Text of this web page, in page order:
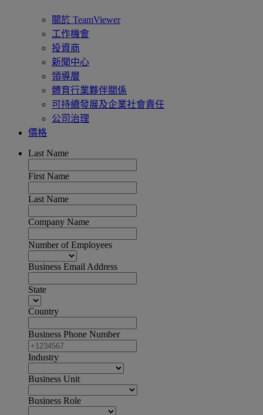
關於 TeamViewer
工作機會
投資商
新聞中心
領導層
體育行業夥伴關係
可持續發展及企業社會責任
公司治理
價格
Last Name
First Name
Last Name
Company Name
Number of Employees
Business Email Address
State
Country
Business Phone Number
Industry
Business Unit
Business Role